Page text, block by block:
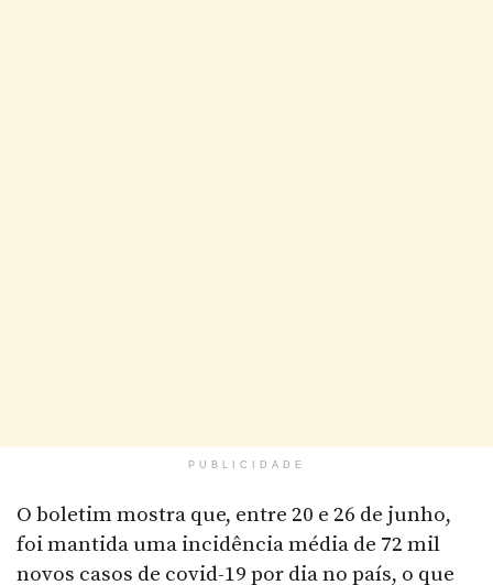
PUBLICIDADE
O boletim mostra que, entre 20 e 26 de junho,
foi mantida uma incidência média de 72 mil
novos casos de covid-19 por dia no país, o que